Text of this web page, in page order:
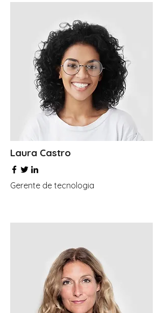
Laura Castro
Gerente de tecnologia